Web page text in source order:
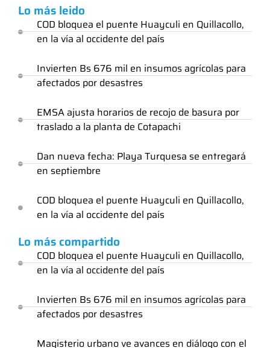
Lo más leido
COD bloquea el puente Huayculi en Quillacollo,
en la vía al occidente del país
Invierten Bs 676 mil en insumos agrícolas para
afectados por desastres
EMSA ajusta horarios de recojo de basura por
traslado a la planta de Cotapachi
Dan nueva fecha: Playa Turquesa se entregará
en septiembre
COD bloquea el puente Huayculi en Quillacollo,
en la vía al occidente del país
Lo más compartido
COD bloquea el puente Huayculi en Quillacollo,
en la vía al occidente del país
Invierten Bs 676 mil en insumos agrícolas para
afectados por desastres
Magisterio urbano ve avances en diálogo con el